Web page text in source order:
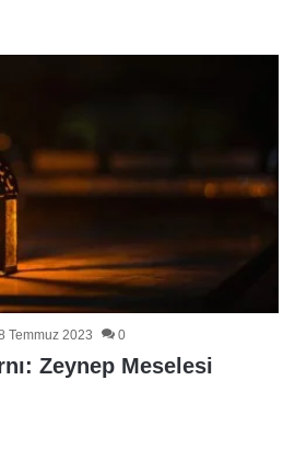
Temmuz 2023 0
Zeynep Meselesi